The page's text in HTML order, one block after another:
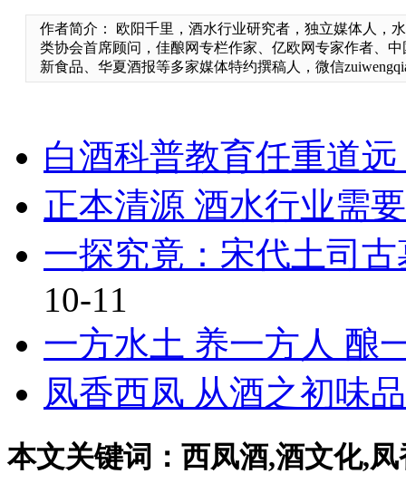
作者简介： 欧阳千里，酒水行业研究者，独立媒体人，
类协会首席顾问，佳酿网专栏作家、亿欧网专家作者、
新食品、华夏酒报等多家媒体特约撰稿人，微信
白酒科普教育任重道
正本清源 酒水行业需
一探究竟：宋代土司
10-11
一方水土 养一方人 酿
凤香西凤 从酒之初味
本文关键词：西凤酒,酒文化,凤